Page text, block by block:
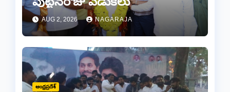
AUG 2, 2026 NAGARAJA
ఆంధ్రప్రదేశ్